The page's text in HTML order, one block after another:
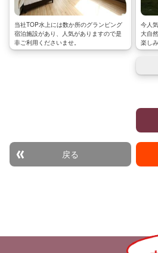
当社TOP水上には数か所のグランピング
宿泊施設があり、人気がありますので是
非ご利用くださいませ。
今人
大自
楽し
戻る